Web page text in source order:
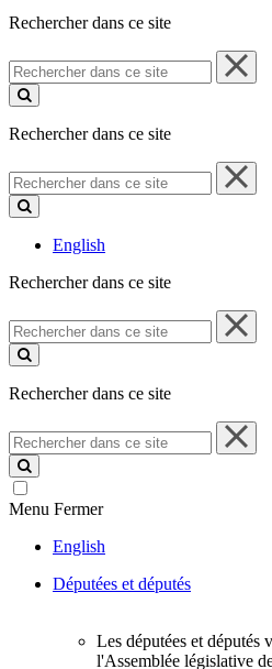
Rechercher dans ce site
Rechercher
dans
ce
Rechercher dans ce site
Rechercher
dans
ce
English
Rechercher dans ce site
Rechercher
dans
ce
Rechercher dans ce site
Rechercher
dans
ce
site
Menu Fermer
English
Députées et députés
Les députées et députés
l'Assemblée législative